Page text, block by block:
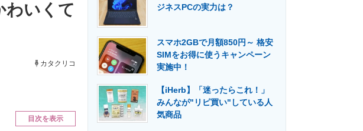
製造業のIT導入・活用を支援
エネルギーの専門メディア 建設×テクノロジーの最前線
いくて
カタクリコ
目次を表示
ジネスPCの実力は？
スマホ2GBで月額850円～ 格安
SIMをお得に使うキャンペーン
実施中！
【iHerb】「迷ったらこれ！」
みんなが"リピ買い"している人
気商品